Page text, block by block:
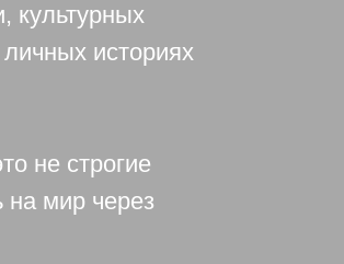
культурных
историях
не строгие
мир через